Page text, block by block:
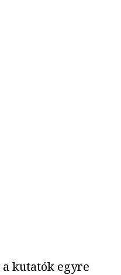
a kutatók egyre